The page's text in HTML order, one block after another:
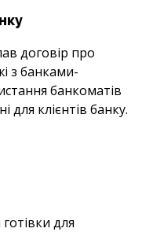
договір про
з банками-
банкоматів
для клієнтів банку.
для